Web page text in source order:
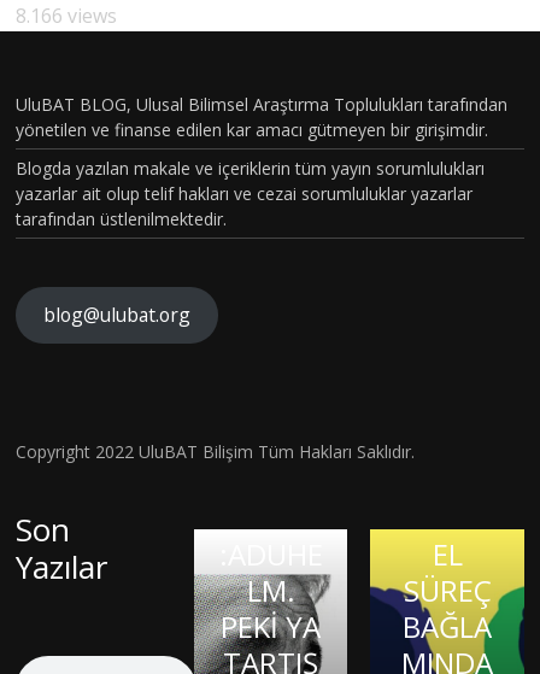
8.166 views
UluBAT BLOG, Ulusal Bilimsel Araştırma Toplulukları tarafından
yönetilen ve finanse edilen kar amacı gütmeyen bir girişimdir.
Blogda yazılan makale ve içeriklerin tüm yayın sorumlulukları
yazarlar ait olup telif hakları ve cezai sorumluluklar yazarlar
tarafından üstlenilmektedir.
blog@ulubat.org
Copyright 2022 UluBAT Bilişim Tüm Hakları Saklıdır.
Son
Yazılar
İLK
TEDAVİ
:ADUHE
LM.
TARTIŞ
SI BİR
MATEM
OLMAK:
JASON
PADGE
en De
Görme
Kaybına
Sebep
Teorisi
ve
Bilgiye
TOPLU
MSAL
CİNSİYE
T
MLARIN
FİZYOL
SÜREÇ
BAĞLA
MINDA
KIRIK
KALPLE
R